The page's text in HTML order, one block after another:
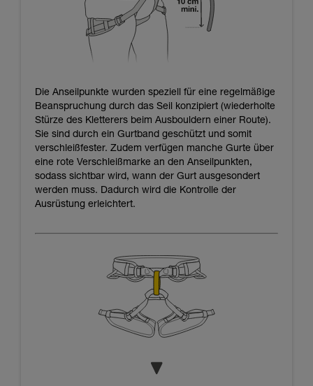
Die Anseilpunkte wurden speziell für eine regelmäßige
Beanspruchung durch das Seil konzipiert (wiederholte
Stürze des Kletterers beim Ausbouldern einer Route).
Sie sind durch ein Gurtband geschützt und somit
verschleißfester. Zudem verfügen manche Gurte über
eine rote Verschleißmarke an den Anseilpunkten,
sodass sichtbar wird, wann der Gurt ausgesondert
werden muss. Dadurch wird die Kontrolle der
Ausrüstung erleichtert.